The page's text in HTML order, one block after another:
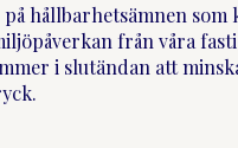
hållbarhetsämnen som
från våra
i slutändan att